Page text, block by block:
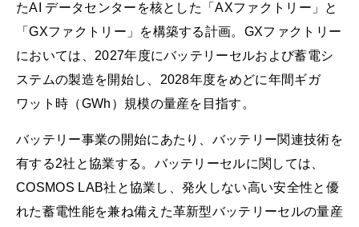
たAI データセンターを核とした「AXファクトリー」と
「GXファクトリー」を構築する計画。GXファクトリー
においては、2027年度にバッテリーセルおよび蓄電シ
ステムの製造を開始し、2028年度をめどに年間ギガ
ワット時（GWh）規模の量産を目指す。
バッテリー事業の開始にあたり、バッテリー関連技術を
有する2社と協業する。バッテリーセルに関しては、
COSMOS LAB社と協業し、発火しない高い安全性と優
れた蓄電性能を兼ね備えた革新型バッテリーセルの量産